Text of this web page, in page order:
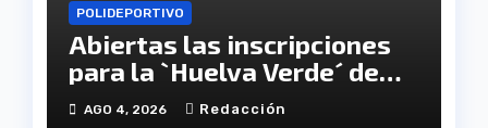
POLIDEPORTIVO
Abiertas las inscripciones
para la `Huelva Verde´ de
Onúpolis
AGO 4, 2026 Redacción